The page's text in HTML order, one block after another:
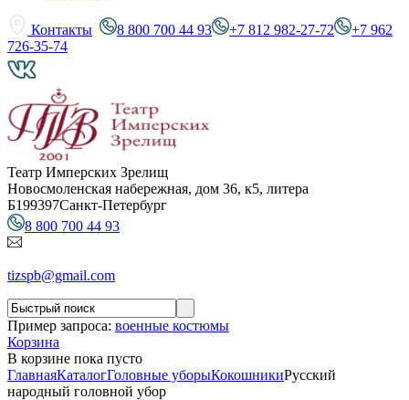
Контакты 8 800 700 44 93 +7 812 982-27-72
+7 962
726-35-74
Театр Имперских Зрелищ
Новосмоленская набережная, дом 36, к5, литера
Б199397Санкт-Петербург
8 800 700 44 93
tizspb@gmail.com
Пример запроса: военные костюмы
Корзина
В корзине пока пусто
ГлавнаяКаталогГоловные уборыКокошникиРусский
народный головной убор